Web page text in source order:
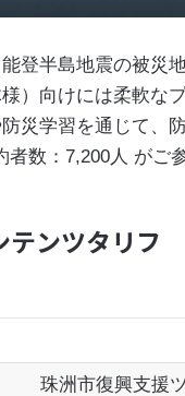
登半島地震の被災
）向けには柔軟な
災学習を通じて、
数：7,200人 がご
ンツタリフ
珠洲市復興支援